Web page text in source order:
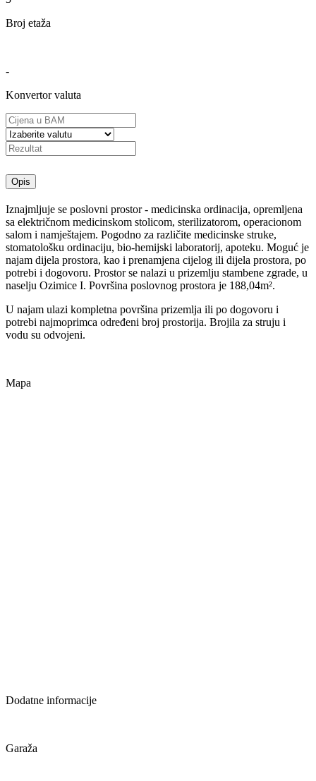
Broj etaža
-
Konvertor valuta
Opis
Iznajmljuje se poslovni prostor - medicinska ordinacija, opremljena
sa električnom medicinskom stolicom, sterilizatorom, operacionom
salom i namještajem. Pogodno za različite medicinske struke,
stomatološku ordinaciju, bio-hemijski laboratorij, apoteku. Moguć je
najam dijela prostora, kao i prenamjena cijelog ili dijela prostora, po
potrebi i dogovoru. Prostor se nalazi u prizemlju stambene zgrade, u
naselju Ozimice I. Površina poslovnog prostora je 188,04m².
U najam ulazi kompletna površina prizemlja ili po dogovoru i
potrebi najmoprimca određeni broj prostorija. Brojila za struju i
vodu su odvojeni.
Mapa
Dodatne informacije
Garaža